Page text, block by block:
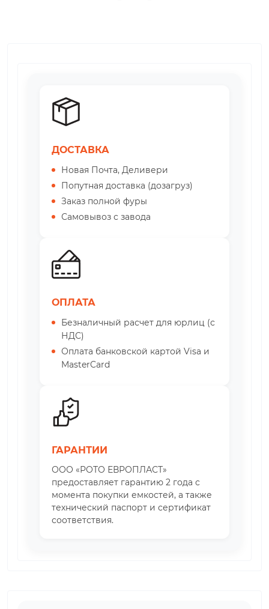
ДОСТАВКА
Новая Почта, Деливери
Попутная доставка (дозагруз)
Заказ полной фуры
Самовывоз с завода
ОПЛАТА
Безналичный расчет для юрлиц (с
НДС)
Оплата банковской картой Visa и
MasterCard
ГАРАНТИИ
ООО «РОТО ЕВРОПЛАСТ»
предоставляет гарантию 2 года с
момента покупки емкостей, а также
технический паспорт и сертификат
соответствия.